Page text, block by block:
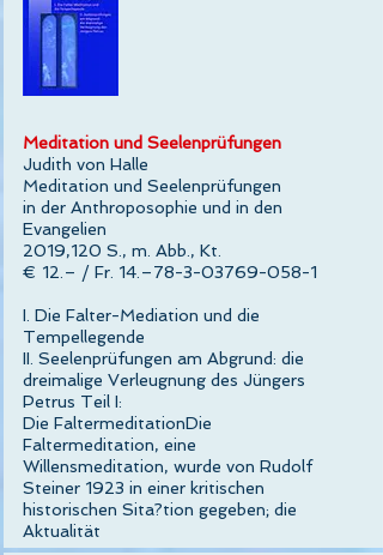
Meditation und Seelenprüfungen
Judith von Halle
Meditation und Seelenprüfungen
in der Anthroposophie und in den
Evangelien
2019,120 S., m. Abb., Kt.
€ 12.– / Fr. 14.–78-3-03769-058-1
I. Die Falter-Mediation und die
Tempellegende
II. Seelenprüfungen am Abgrund: die
dreimalige Verleugnung des Jüngers
Petrus Teil I:
Die FaltermeditationDie
Faltermeditation, eine
Willensmeditation, wurde von Rudolf
Steiner 1923 in einer kritischen
historischen Sita?tion gegeben; die
Aktualität